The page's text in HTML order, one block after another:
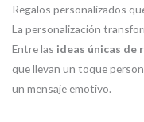
Regalos personalizados
La personalización
Entre las ideas únicas de
que llevan un toque
un mensaje emotivo.